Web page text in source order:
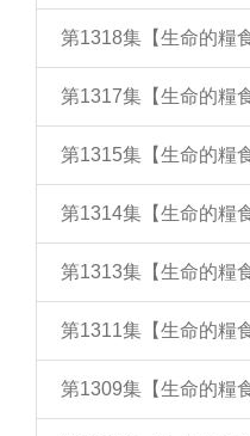
第1318集【生命的糧
第1317集【生命的糧
第1315集【生命的糧
第1314集【生命的糧
第1313集【生命的糧
第1311集【生命的糧
第1309集【生命的糧